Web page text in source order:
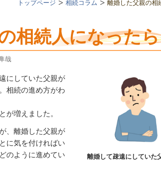
トップページ 相続コラム 離婚した父親の相
相続人になったら
哉
離婚して疎遠にしていた
にしていた父親が
相続の進め方がわ
が増えました。
、離婚した父親が
に気を付ければい
のように進めてい